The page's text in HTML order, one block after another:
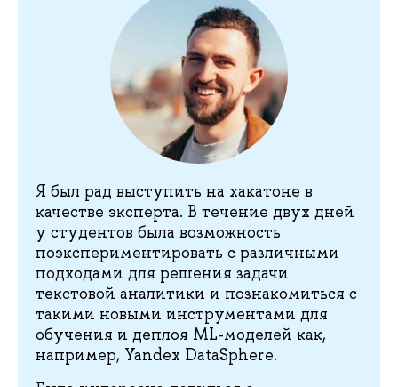
Я был рад выступить на хакатоне в
качестве эксперта. В течение двух дней
у студентов была возможность
поэкспериментировать с различными
подходами для решения задачи
текстовой аналитики и познакомиться с
такими новыми инструментами для
обучения и деплоя ML-моделей как,
например, Yandex DataSphere.